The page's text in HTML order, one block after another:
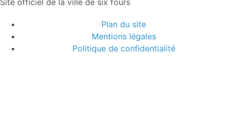
Plan du site
Mentions légales
Politique de confidentialité